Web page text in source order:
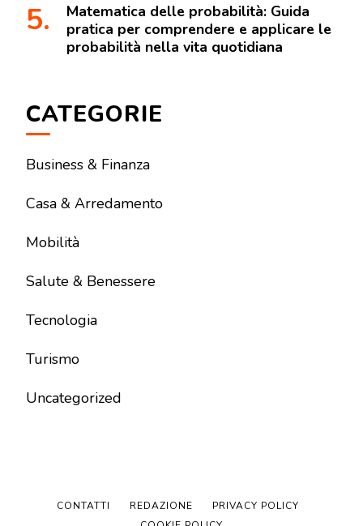
Matematica delle probabilità: Guida
pratica per comprendere e applicare le
probabilità nella vita quotidiana
CATEGORIE
Business & Finanza
Casa & Arredamento
Mobilità
Salute & Benessere
Tecnologia
Turismo
Uncategorized
CONTATTI REDAZIONE
PRIVACY POLICY